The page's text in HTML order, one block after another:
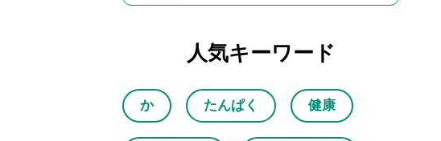
人気キーワード
か たんぱく 健康